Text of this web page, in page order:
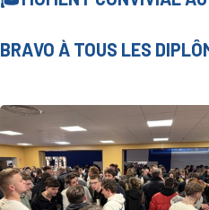
BRAVO À TOUS LES